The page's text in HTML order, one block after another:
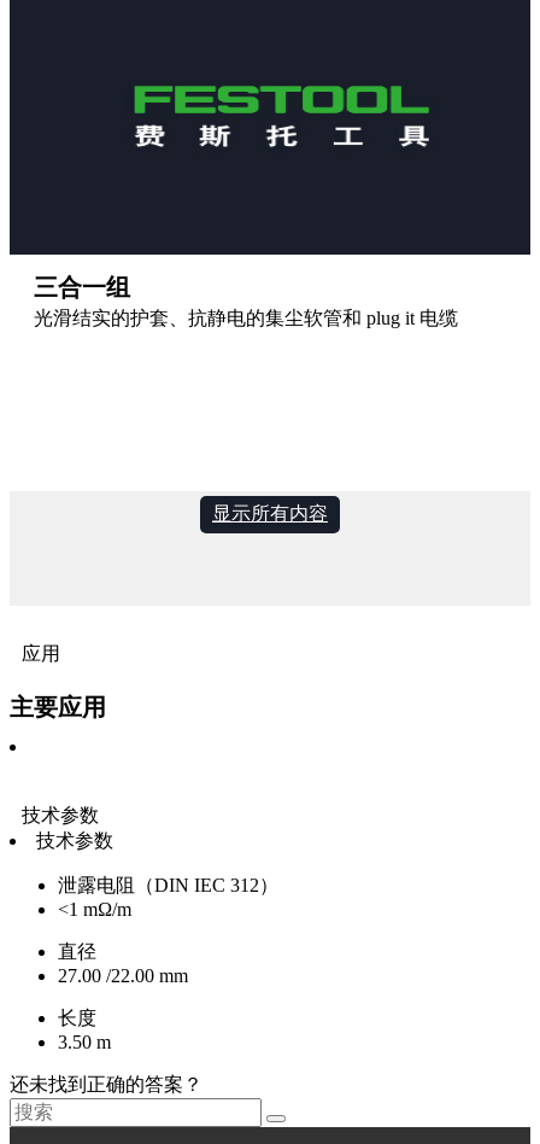
三合一组
光滑结实的护套、抗静电的集尘软管和 plug it 电缆
显示所有内容
应用
主要应用
技术参数
技术参数
泄露电阻（DIN IEC 312）
<1 mΩ/m
直径
27.00 /22.00 mm
长度
3.50 m
还未找到正确的答案？